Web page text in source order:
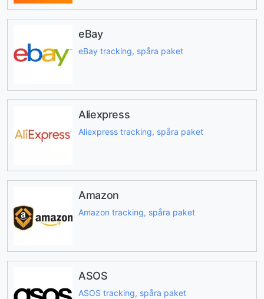
eBay
eBay tracking, spåra paket
Aliexpress
Aliexpress tracking, spåra paket
Amazon
Amazon tracking, spåra paket
ASOS
ASOS tracking, spåra paket